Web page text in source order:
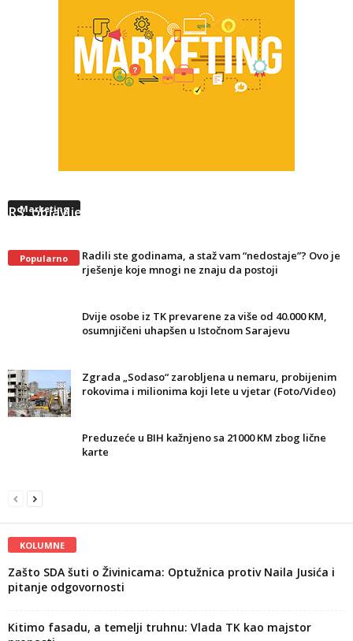
Marketing
Popularno
RS, objavljeni novi podaci
Radili ste godinama, a staž vam “nedostaje”? Ovo je
rješenje koje mnogi ne znaju da postoji
Dvije osobe iz TK prevarene za više od 40.000 KM,
osumnjičeni uhapšen u Istočnom Sarajevu
Zgrada „Sodaso“ zarobljena u nemaru, probijenim
rokovima i milionima koji lete u vjetar (Foto/Video)
Preduzeće u BIH kažnjeno sa 21000 KM zbog lične
karte
KOLUMNE
Zašto SDA šuti o Živinicama: Optužnica protiv Naila Jusića i
pitanje odgovornosti
Kitimo fasadu, a temelji truhnu: Vlada TK kao majstor